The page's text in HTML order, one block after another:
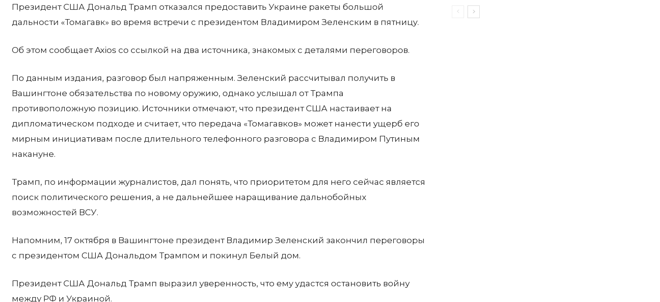
Президент США Дональд Трамп отказался предоставить Украине ракеты большой
дальности «Томагавк» во время встречи с президентом Владимиром Зеленским в пятницу.
Об этом сообщает Axios со ссылкой на два источника, знакомых с деталями переговоров.
По данным издания, разговор был напряженным. Зеленский рассчитывал получить в
Вашингтоне обязательства по новому оружию, однако услышал от Трампа
противоположную позицию. Источники отмечают, что президент США настаивает на
дипломатическом подходе и считает, что передача «Томагавков» может нанести ущерб его
мирным инициативам после длительного телефонного разговора с Владимиром Путиным
накануне.
Трамп, по информации журналистов, дал понять, что приоритетом для него сейчас является
поиск политического решения, а не дальнейшее наращивание дальнобойных
возможностей ВСУ.
Напомним, 17 октября в Вашингтоне президент Владимир Зеленский закончил переговоры
с президентом США Дональдом Трампом и покинул Белый дом.
Президент США Дональд Трамп выразил уверенность, что ему удастся остановить войну
между РФ и Украиной.